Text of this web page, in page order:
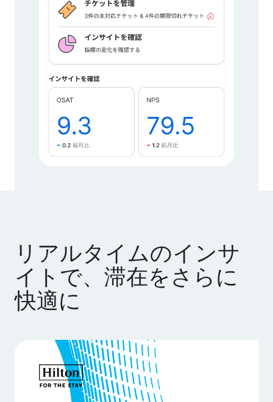
リアルタイムのインサ
イトで、滞在をさらに
快適に